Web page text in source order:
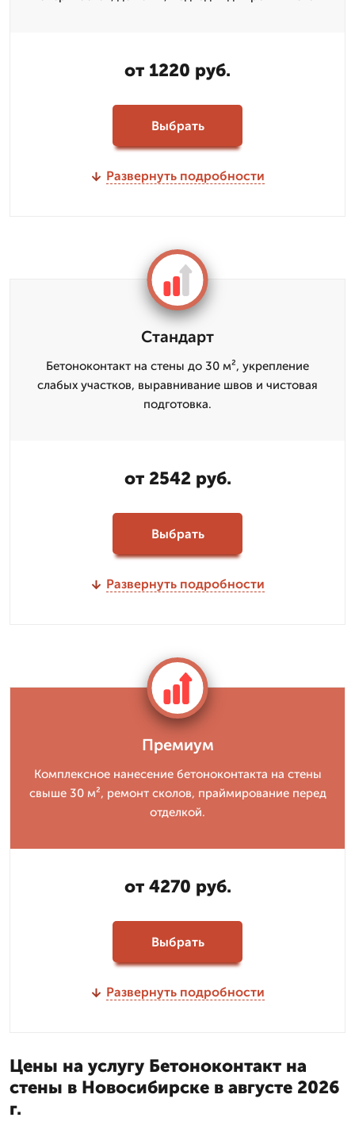
от 1220 руб.
Выбрать
Развернуть подробности
Стандарт
Бетоноконтакт на стены до 30 м², укрепление
слабых участков, выравнивание швов и чистовая
подготовка.
от 2542 руб.
Выбрать
Развернуть подробности
Премиум
Комплексное нанесение бетоноконтакта на стены
свыше 30 м², ремонт сколов, праймирование перед
отделкой.
от 4270 руб.
Выбрать
Развернуть подробности
Цены на услугу Бетоноконтакт на
стены в Новосибирске в августе 2026
г.